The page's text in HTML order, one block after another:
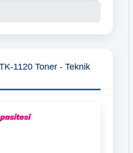
1120 Toner - Teknik